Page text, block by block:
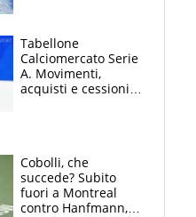
Tabellone
Calciomercato Serie
A. Movimenti,
acquisti e cessioni:
Cobolli, che
succede? Subito
fuori a Montreal
contro Hanfmann,